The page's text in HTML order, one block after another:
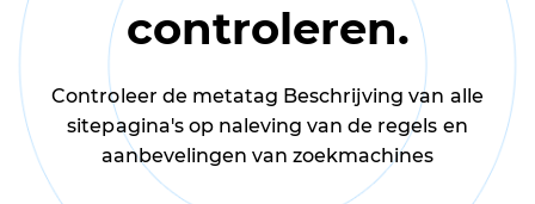
controleren.
Controleer de metatag Beschrijving van alle
sitepagina's op naleving van de regels en
aanbevelingen van zoekmachines